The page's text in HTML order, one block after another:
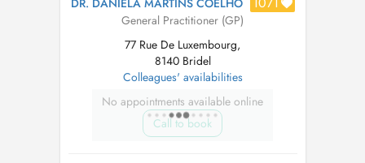
DR. DANIELA MARTINS COELHO
General Practitioner (GP)
77 Rue De Luxembourg,
8140 Bridel
Colleagues' availabilities
No appointments available online
Call to book